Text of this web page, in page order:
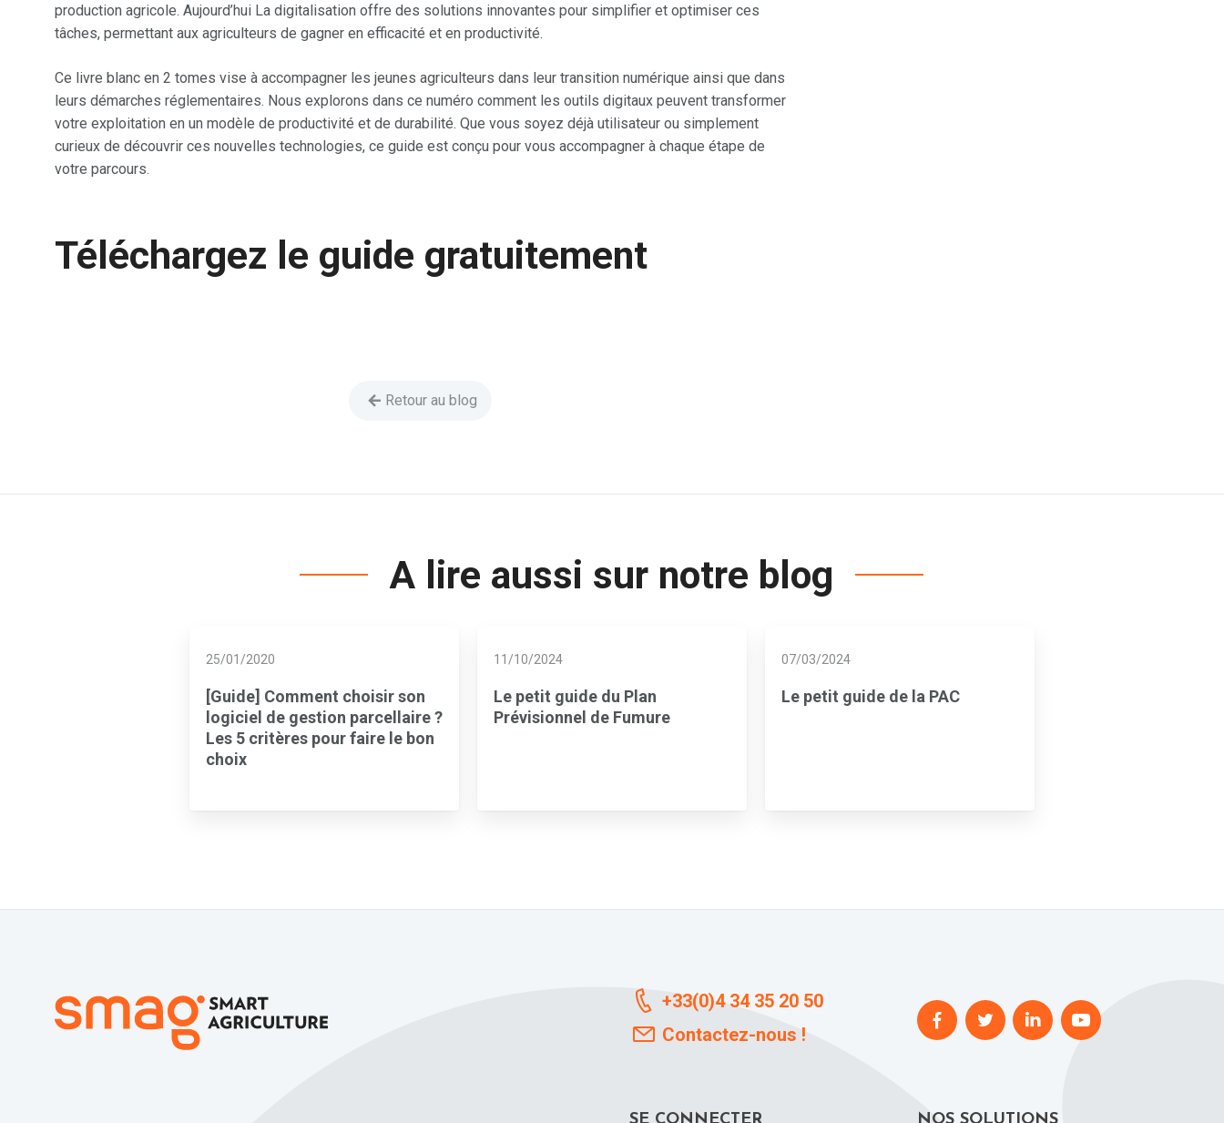
production agricole. Aujourd’hui La digitalisation offre des solutions innovantes pour simplifier et optimiser ces
tâches, permettant aux agriculteurs de gagner en efficacité et en productivité.
Ce livre blanc en 2 tomes vise à accompagner les jeunes agriculteurs dans leur transition numérique ainsi que dans
leurs démarches réglementaires. Nous explorons dans ce numéro comment les outils digitaux peuvent transformer
votre exploitation en un modèle de productivité et de durabilité. Que vous soyez déjà utilisateur ou simplement
curieux de découvrir ces nouvelles technologies, ce guide est conçu pour vous accompagner à chaque étape de
votre parcours.
Téléchargez le guide gratuitement
Retour au blog
A lire aussi sur notre blog
25/01/2020
[Guide] Comment choisir son
logiciel de gestion parcellaire ?
Les 5 critères pour faire le bon
choix
11/10/2024
Le petit guide du Plan
Prévisionnel de Fumure
07/03/2024
Le petit guide de la PAC
+33(0)4 34 35 20 50
Contactez-nous !